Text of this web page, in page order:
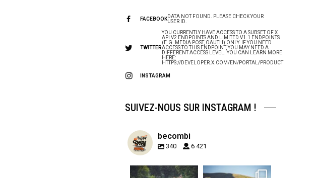
FACEBOOKDATA NOT FOUND. PLEASE CHECK YOUR
USER ID.
TWITTER
YOU CURRENTLY HAVE ACCESS TO A SUBSET OF X
API V2 ENDPOINTS AND LIMITED V1.1 ENDPOINTS
(E.G. MEDIA POST, OAUTH) ONLY. IF YOU NEED
ACCESS TO THIS ENDPOINT, YOU MAY NEED A
DIFFERENT ACCESS LEVEL. YOU CAN LEARN MORE
HERE:
HTTPS://DEVELOPER.X.COM/EN/PORTAL/PRODUCT
INSTAGRAM
SUIVEZ-NOUS SUR INSTAGRAM !
becombi
340 6 421
becombi becombi